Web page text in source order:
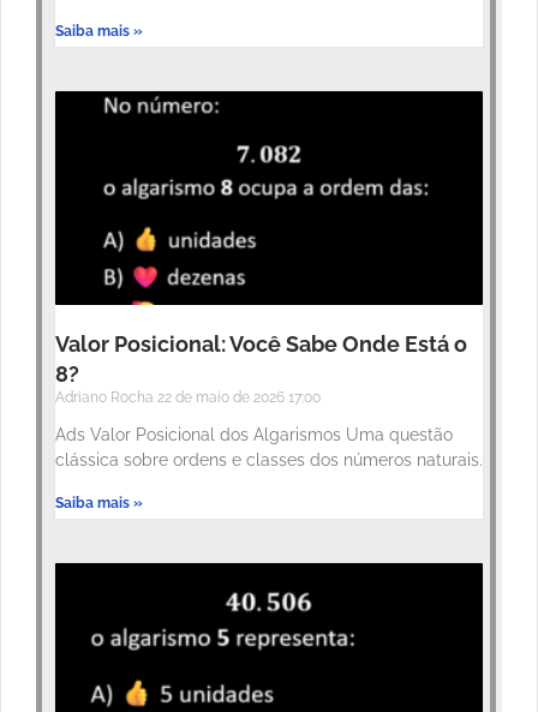
Saiba mais »
Valor Posicional: Você Sabe Onde Está o
8?
Adriano Rocha 22 de maio de 2026 17:00
Ads Valor Posicional dos Algarismos Uma questão
clássica sobre ordens e classes dos números naturais.
Saiba mais »